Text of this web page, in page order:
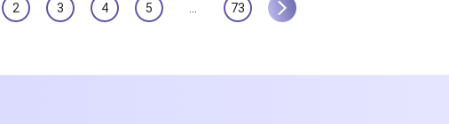
2 3 4 5 73